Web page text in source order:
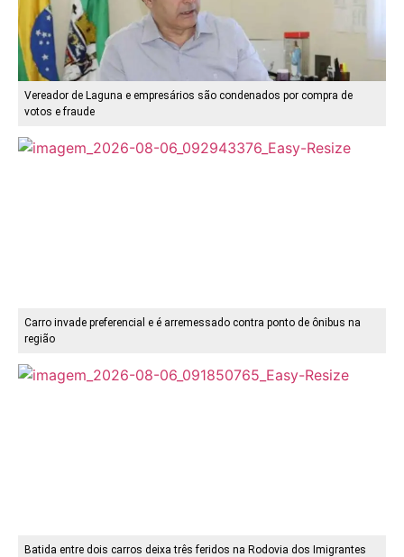
Vereador de Laguna e empresários são condenados por compra de
votos e fraude
Carro invade preferencial e é arremessado contra ponto de ônibus na
região
Batida entre dois carros deixa três feridos na Rodovia dos Imigrantes